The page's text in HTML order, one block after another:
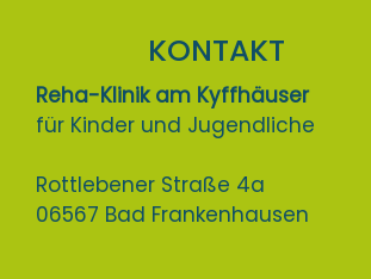
KONTAKT
Reha-Klinik am Kyffhäuser
für Kinder und Jugendliche
Rottlebener Straße 4a
06567 Bad Frankenhausen